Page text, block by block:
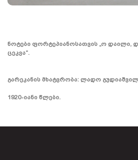
ნოტები ფორტეპიანოსათვის „ო დაილი,
ცეკვა“.
გარეკანის მხატვრობა: ლადო
1920-იანი წლები.